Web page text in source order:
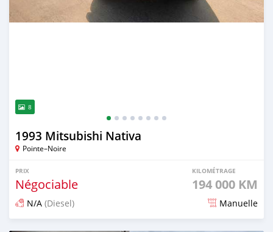
8
1993 Mitsubishi Nativa
Pointe–Noire
PRIX
Négociable
KILOMÉTRAGE
194 000 KM
N/A (Diesel) Manuelle
Publié il y a plus d'un an